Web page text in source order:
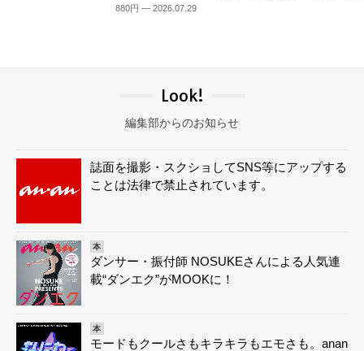
880円 — 2026.07.29
Look!
編集部からのお知らせ
誌面を撮影・スクショしてSNS等にアップする
ことは法律で禁止されています。
本
ダンサー・振付師 NOSUKEさんによる人気連
載“ダンエク”がMOOKに！
本
モードもクールさもキラキラもエモさも。anan